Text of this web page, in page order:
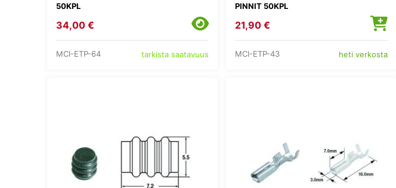
50KPL
34,00 €
MCI-ETP-64 tarkista saatavuus
PINNIT 50KPL
21,90 €
MCI-ETP-43 heti verkosta